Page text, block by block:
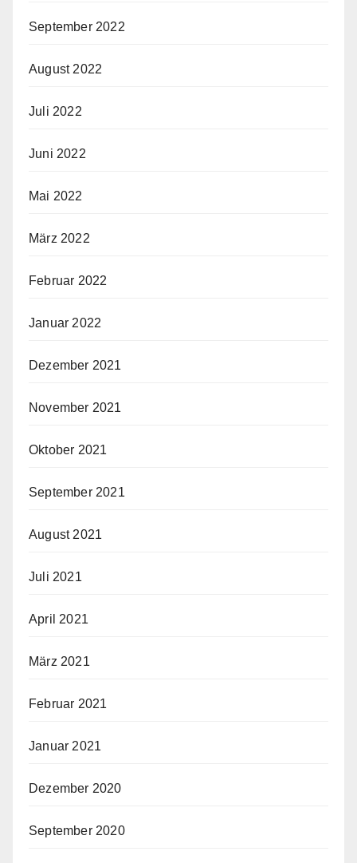
September 2022
August 2022
Juli 2022
Juni 2022
Mai 2022
März 2022
Februar 2022
Januar 2022
Dezember 2021
November 2021
Oktober 2021
September 2021
August 2021
Juli 2021
April 2021
März 2021
Februar 2021
Januar 2021
Dezember 2020
September 2020